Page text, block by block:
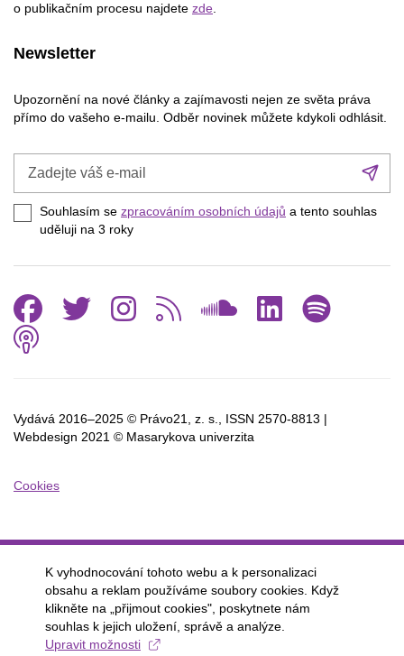
o publikačním procesu najdete zde.
Newsletter
Upozornění na nové články a zajímavosti nejen ze světa práva
přímo do vašeho e-mailu. Odběr novinek můžete kdykoli odhlásit.
e-
mail
Souhlasím se zpracováním osobních údajů a tento souhlas
uděluji na 3 roky
Vydává 2016–2025 © Právo21, z. s., ISSN 2570-8813 |
Webdesign 2021 © Masarykova univerzita
Cookies
Facebook
Twitter
Instagram
RSS
Podcast
K vyhodnocování tohoto webu a k personalizaci
obsahu a reklam používáme soubory cookies. Když
klikněte na „přijmout cookies", poskytnete nám
souhlas k jejich uložení, správě a analýze.
Upravit možnosti